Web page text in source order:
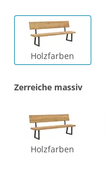
Holzfarben
Zerreiche massiv
Holzfarben